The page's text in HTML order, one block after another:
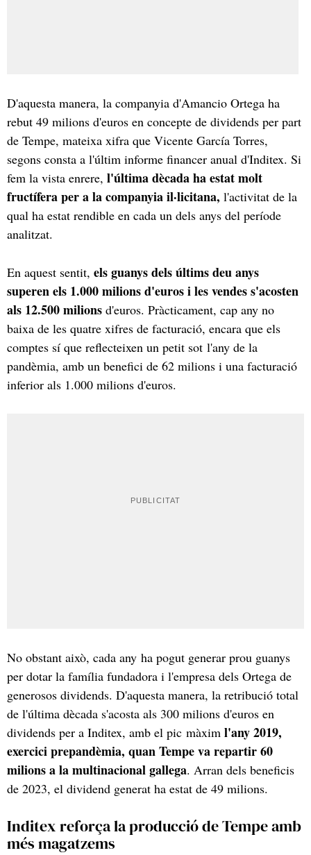
D'aquesta manera, la companyia d'Amancio Ortega ha
rebut 49 milions d'euros en concepte de dividends per part
de Tempe, mateixa xifra que Vicente García Torres,
segons consta a l'últim informe financer anual d'Inditex. Si
fem la vista enrere, l'última dècada ha estat molt
fructífera per a la companyia il·licitana, l'activitat de la
qual ha estat rendible en cada un dels anys del període
analitzat.
En aquest sentit, els guanys dels últims deu anys
superen els 1.000 milions d'euros i les vendes s'acosten
als 12.500 milions d'euros. Pràcticament, cap any no
baixa de les quatre xifres de facturació, encara que els
comptes sí que reflecteixen un petit sot l'any de la
pandèmia, amb un benefici de 62 milions i una facturació
inferior als 1.000 milions d'euros.
No obstant això, cada any ha pogut generar prou guanys
per dotar la família fundadora i l'empresa dels Ortega de
generosos dividends. D'aquesta manera, la retribució total
de l'última dècada s'acosta als 300 milions d'euros en
dividends per a Inditex, amb el pic màxim l'any 2019,
exercici prepandèmia, quan Tempe va repartir 60
milions a la multinacional gallega. Arran dels beneficis
de 2023, el dividend generat ha estat de 49 milions.
Inditex reforça la producció de Tempe amb
més magatzems